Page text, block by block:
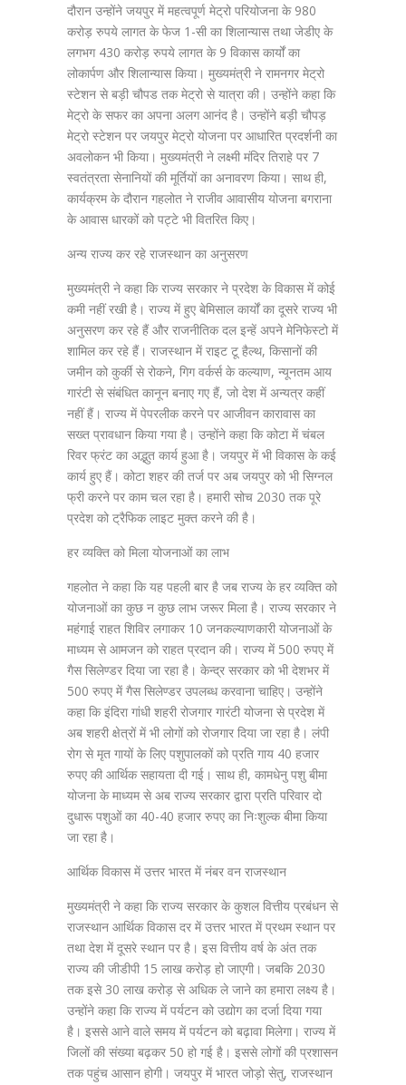
दौरान उन्होंने जयपुर में महत्वपूर्ण मेट्रो परियोजना के 980
करोड़ रुपये लागत के फेज 1-सी का शिलान्यास तथा जेडीए के
लगभग 430 करोड़ रुपये लागत के 9 विकास कार्यों का
लोकार्पण और शिलान्यास किया। मुख्यमंत्री ने रामनगर मेट्रो
स्टेशन से बड़ी चौपड तक मेट्रो से यात्रा की। उन्होंने कहा कि
मेट्रो के सफर का अपना अलग आनंद है। उन्होंने बड़ी चौपड़
मेट्रो स्टेशन पर जयपुर मेट्रो योजना पर आधारित प्रदर्शनी का
अवलोकन भी किया। मुख्यमंत्री ने लक्ष्मी मंदिर तिराहे पर 7
स्वतंत्रता सेनानियों की मूर्तियों का अनावरण किया। साथ ही,
कार्यक्रम के दौरान गहलोत ने राजीव आवासीय योजना बगराना
के आवास धारकों को पट्टे भी वितरित किए।
अन्य राज्य कर रहे राजस्थान का अनुसरण
मुख्यमंत्री ने कहा कि राज्य सरकार ने प्रदेश के विकास में कोई
कमी नहीं रखी है। राज्य में हुए बेमिसाल कार्यों का दूसरे राज्य भी
अनुसरण कर रहे हैं और राजनीतिक दल इन्हें अपने मेनिफेस्टो में
शामिल कर रहे हैं। राजस्थान में राइट टू हैल्थ, किसानों की
जमीन को कुर्की से रोकने, गिग वर्कर्स के कल्याण, न्यूनतम आय
गारंटी से संबंधित कानून बनाए गए हैं, जो देश में अन्यत्र कहीं
नहीं हैं। राज्य में पेपरलीक करने पर आजीवन कारावास का
सख्त प्रावधान किया गया है। उन्होंने कहा कि कोटा में चंबल
रिवर फ्रंट का अद्भुत कार्य हुआ है। जयपुर में भी विकास के कई
कार्य हुए हैं। कोटा शहर की तर्ज पर अब जयपुर को भी सिग्नल
फ्री करने पर काम चल रहा है। हमारी सोच 2030 तक पूरे
प्रदेश को ट्रैफिक लाइट मुक्त करने की है।
हर व्यक्ति को मिला योजनाओं का लाभ
गहलोत ने कहा कि यह पहली बार है जब राज्य के हर व्यक्ति को
योजनाओं का कुछ न कुछ लाभ जरूर मिला है। राज्य सरकार ने
महंगाई राहत शिविर लगाकर 10 जनकल्याणकारी योजनाओं के
माध्यम से आमजन को राहत प्रदान की। राज्य में 500 रुपए में
गैस सिलेण्डर दिया जा रहा है। केन्द्र सरकार को भी देशभर में
500 रुपए में गैस सिलेण्डर उपलब्ध करवाना चाहिए। उन्होंने
कहा कि इंदिरा गांधी शहरी रोजगार गारंटी योजना से प्रदेश में
अब शहरी क्षेत्रों में भी लोगों को रोजगार दिया जा रहा है। लंपी
रोग से मृत गायों के लिए पशुपालकों को प्रति गाय 40 हजार
रुपए की आर्थिक सहायता दी गई। साथ ही, कामधेनु पशु बीमा
योजना के माध्यम से अब राज्य सरकार द्वारा प्रति परिवार दो
दुधारू पशुओं का 40-40 हजार रुपए का निःशुल्क बीमा किया
जा रहा है।
आर्थिक विकास में उत्तर भारत में नंबर वन राजस्थान
मुख्यमंत्री ने कहा कि राज्य सरकार के कुशल वित्तीय प्रबंधन से
राजस्थान आर्थिक विकास दर में उत्तर भारत में प्रथम स्थान पर
तथा देश में दूसरे स्थान पर है। इस वित्तीय वर्ष के अंत तक
राज्य की जीडीपी 15 लाख करोड़ हो जाएगी। जबकि 2030
तक इसे 30 लाख करोड़ से अधिक ले जाने का हमारा लक्ष्य है।
उन्होंने कहा कि राज्य में पर्यटन को उद्योग का दर्जा दिया गया
है। इससे आने वाले समय में पर्यटन को बढ़ावा मिलेगा। राज्य में
जिलों की संख्या बढ़कर 50 हो गई है। इससे लोगों की प्रशासन
तक पहुंच आसान होगी। जयपुर में भारत जोड़ो सेतु, राजस्थान